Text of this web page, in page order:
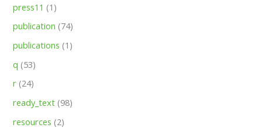
press11 (1)
publication (74)
publications (1)
q (53)
r (24)
ready_text (98)
resources (2)